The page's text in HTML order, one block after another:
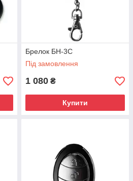
Брелок БН-3С
Під замовлення
1 080 ₴
Купити